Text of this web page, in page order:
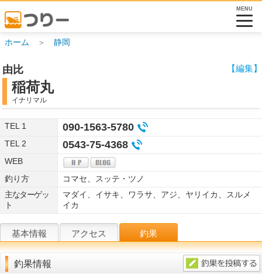
MENU
ホーム ＞ 静岡
【編集】
由比
稲荷丸
イナリマル
TEL 1 090-1563-5780
TEL 2 0543-75-4368
WEB
釣り方
コマセ、スッテ・ツノ
主なターゲッ
ト
マダイ、イサキ、ワラサ、アジ、ヤリイカ、スルメ
イカ
基本情報 アクセス 釣果
釣果情報